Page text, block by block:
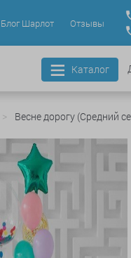
Блог Шарлот Отзывы
Каталог
Весне дорогу (Средний